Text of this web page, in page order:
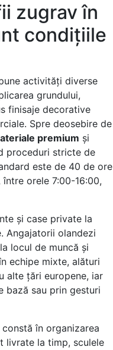
zugrav în
condițiile
activități diverse
grundului,
finisaje decorative
Spre deosebire de
premium și
proceduri stricte de
este de 40 de ore
orele 7:00-16:00,
și case private la
Angajatorii olandezi
locul de muncă și
echipe mixte, alături
alte țări europene, iar
bază sau prin gesturi
în organizarea
livrate la timp, sculele